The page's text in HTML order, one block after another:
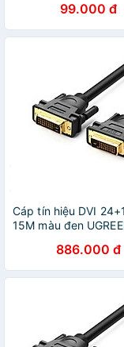
99.000 đ
Cáp tín hiệu DVI
15M màu đen
886.000 đ